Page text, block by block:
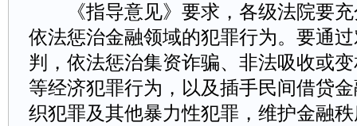
《指导意见》要求，各级法院要充
依法惩治金融领域的犯罪行为。要通
判，依法惩治集资诈骗、非法吸收或
等经济犯罪行为，以及插手民间借贷
织犯罪及其他暴力性犯罪，维护金融